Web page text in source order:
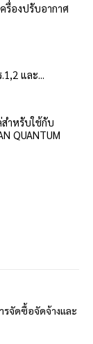
รื่องปรับอากาศ
และ...
ำหรับใช้กับ
QUANTUM
ารจัดซื้อจัดจ้างและ